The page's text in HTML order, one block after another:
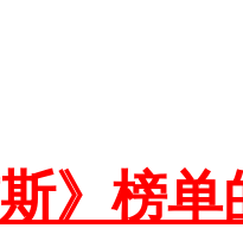
》榜单